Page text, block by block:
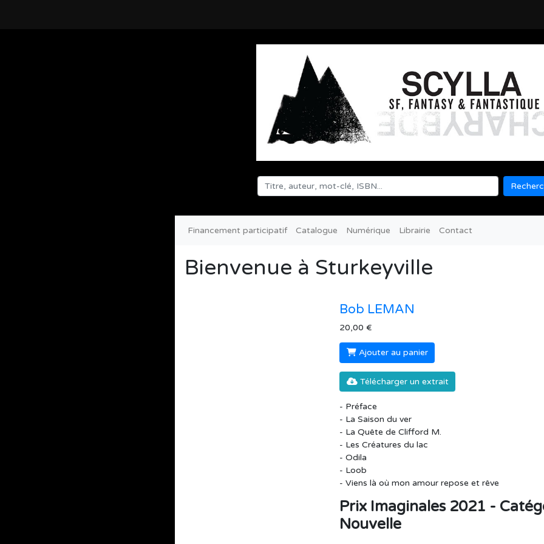
Financement participatif Catalogue Numérique Librairie Contact
Bienvenue à Sturkeyville
Bob LEMAN
20,00 €
Ajouter au panier
Télécharger un extrait
- Préface
- La Saison du ver
- La Quête de Clifford M.
- Les Créatures du lac
- Odila
- Loob
- Viens là où mon amour repose et rêve
Prix Imaginales 2021 -
Nouvelle